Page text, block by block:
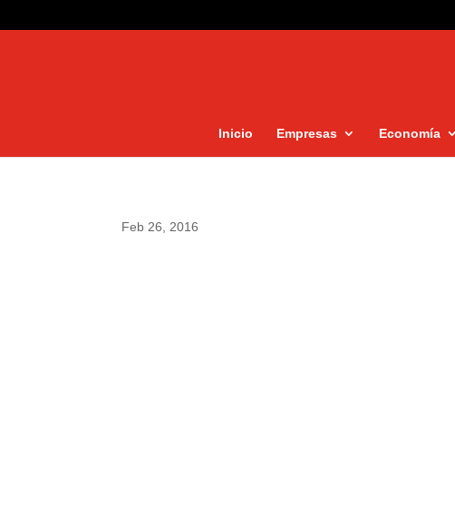
Inicio Empresas Economía
Feb 26, 2016